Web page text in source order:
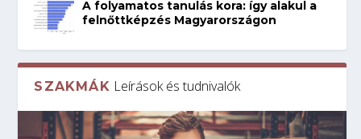
A folyamatos tanulás kora: így alakul a
felnőttképzés Magyarországon
SZAKMÁK Leírások és tudnivalók